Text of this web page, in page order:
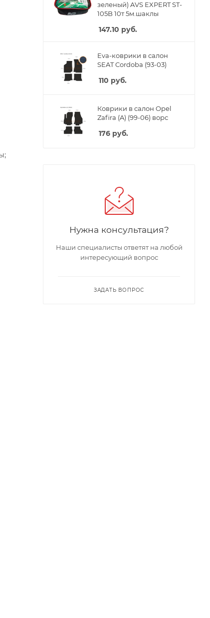
зеленый) AVS EXPERT ST-
105B 10т 5м.шаклы
147.10 руб.
Eva-коврики в салон
SEAT Cordoba (93-03)
110 руб.
Коврики в салон Opel
Zafira (A) (99-06) ворс
176 руб.
Нужна консультация?
Наши специалисты ответят на любой
интересующий вопрос
ЗАДАТЬ ВОПРОС